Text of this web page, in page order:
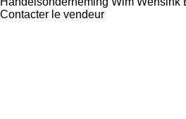
Contacter le vendeur